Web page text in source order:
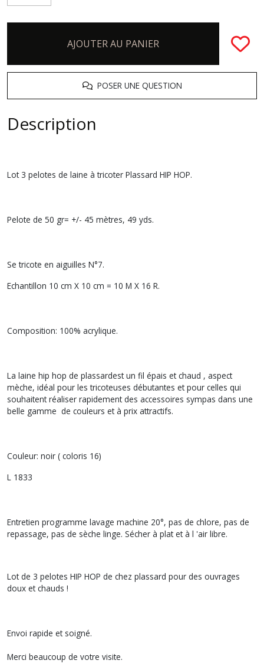
AJOUTER AU PANIER
POSER UNE QUESTION
Description
Lot 3 pelotes de laine à tricoter Plassard HIP HOP.
Pelote de 50 gr= +/- 45 mètres, 49 yds.
Se tricote en aiguilles N°7.
Echantillon 10 cm X 10 cm = 10 M X 16 R.
Composition: 100% acrylique.
La laine hip hop de plassardest un fil épais et chaud , aspect
mèche, idéal pour les tricoteuses débutantes et pour celles qui
souhaitent réaliser rapidement des accessoires sympas dans une
belle gamme de couleurs et à prix attractifs.
Couleur: noir ( coloris 16)
L 1833
Entretien programme lavage machine 20°, pas de chlore, pas de
repassage, pas de sèche linge. Sécher à plat et à l 'air libre.
Lot de 3 pelotes HIP HOP de chez plassard pour des ouvrages
doux et chauds !
Envoi rapide et soigné.
Merci beaucoup de votre visite.